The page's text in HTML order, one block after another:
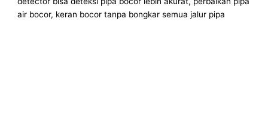
air bocor, keran bocor tanpa bongkar semua jalur pipa